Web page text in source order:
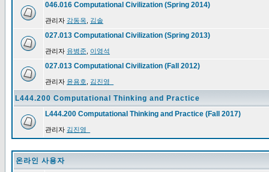
046.016 Computational Civilization (Spring 2014)
관리자 강동옥 김솔
027.013 Computational Civilization (Spring 2013)
관리자 유병준 이영석
027.013 Computational Civilization (Fall 2012)
관리자 윤용호 김진영_
L444.200 Computational Thinking and Practice
L444.200 Computational Thinking and Practice (Fall 2017)
관리자 김진영_
온라인 사용자